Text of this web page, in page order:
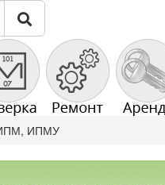
ИПМ, ИПМУ